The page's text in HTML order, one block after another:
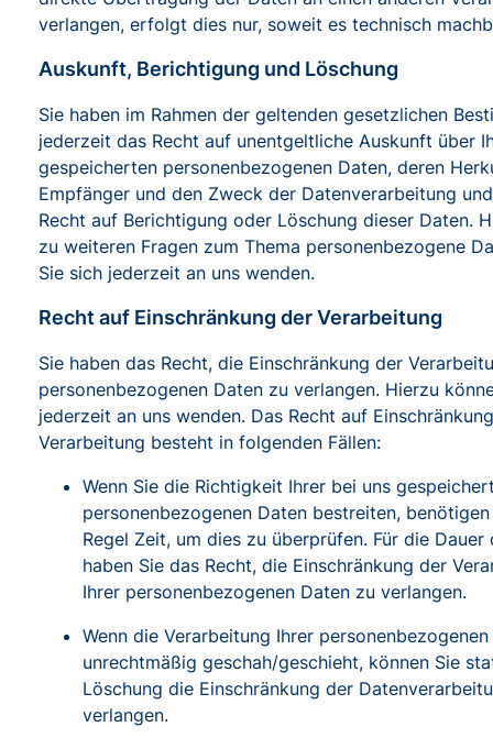
verlangen, erfolgt dies nur, soweit es technisch
Auskunft, Berichtigung und Löschung
Sie haben im Rahmen der geltenden gesetzlichen
jederzeit das Recht auf unentgeltliche Auskunft über
gespeicherten personenbezogenen Daten, deren
Empfänger und den Zweck der Datenverarbeitung
Recht auf Berichtigung oder Löschung dieser Daten.
zu weiteren Fragen zum Thema personenbezogene
Sie sich jederzeit an uns wenden.
Recht auf Einschränkung der Verarbeitung
Sie haben das Recht, die Einschränkung der
personenbezogenen Daten zu verlangen. Hierzu
jederzeit an uns wenden. Das Recht auf
Verarbeitung besteht in folgenden Fällen:
Wenn Sie die Richtigkeit Ihrer bei uns
personenbezogenen Daten bestreiten,
Regel Zeit, um dies zu überprüfen. Für die Dauer
haben Sie das Recht, die Einschränkung der
Ihrer personenbezogenen Daten zu verlangen.
Wenn die Verarbeitung Ihrer
unrechtmäßig geschah/geschieht, können Sie
Löschung die Einschränkung der
verlangen.